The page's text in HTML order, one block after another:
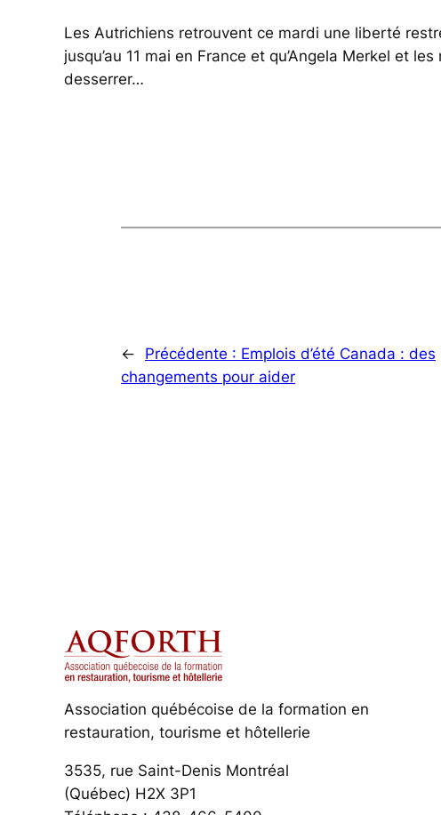
Les Autrichiens retrouvent ce mardi une liberté
jusqu’au 11 mai en France et qu’Angela Merkel et
desserrer…
← Précédente : Emplois d’été Canada : des
changements pour aider
Association québécoise de la formation en
restauration, tourisme et hôtellerie
3535, rue Saint-Denis Montréal
(Québec) H2X 3P1